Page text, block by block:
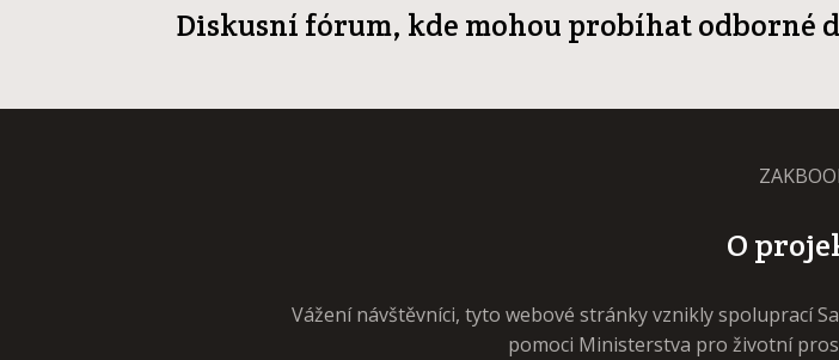
Diskusní fórum, kde mohou probíhat odborné
O
Vážení návštěvníci, tyto webové stránky vznikly spoluprací
pomoci Ministerstva pro životní